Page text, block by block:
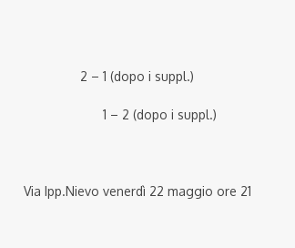
2 – 1 (dopo i suppl.)
1 – 2 (dopo i suppl.)
Ipp.Nievo venerdì 22 maggio ore 21